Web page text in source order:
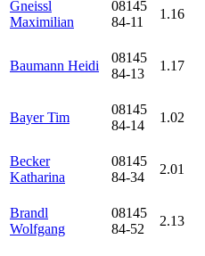
Gneissl
Maximilian
08145
84-11
1.16
Baumann Heidi
08145
84-13
1.17
Bayer Tim
08145
84-14
1.02
Becker
Katharina
08145
84-34
2.01
Brandl
Wolfgang
08145
84-52
2.13